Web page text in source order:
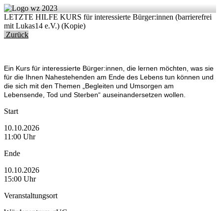
LETZTE HILFE KURS für interessierte Bürger:innen (barrierefrei
mit Lukas14 e.V.) (Kopie)
Zurück
Ein Kurs für interessierte Bürger:innen, die lernen möchten, was sie
für die Ihnen Nahestehenden am Ende des Lebens tun können und
die sich mit den Themen „Begleiten und Umsorgen am
Lebensende, Tod und Sterben“ auseinandersetzen wollen.
Start
10.10.2026
11:00 Uhr
Ende
10.10.2026
15:00 Uhr
Veranstaltungsort